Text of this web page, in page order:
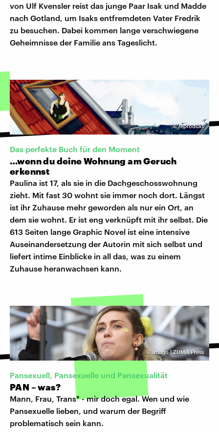
von Ulf Kvensler reist das junge Paar Isak und Madde
nach Gotland, um Isaks entfremdeten Vater Fredrik
zu besuchen. Dabei kommen lange verschwiegene
Geheimnisse der Familie ans Tageslicht.
©reprodukt
Das perfekte Buch für den Moment
…wenn du deine Wohnung am Geruch
erkennst
Paulina ist 17, als sie in die Dachgeschosswohnung
zieht. Mit fast 30 wohnt sie immer noch dort. Längst
ist ihr Zuhause mehr geworden als nur ein Ort, an
dem sie wohnt. Er ist eng verknüpft mit ihr selbst. Die
613 Seiten lange Graphic Novel ist eine intensive
Auseinandersetzung der Autorin mit sich selbst und
liefert intime Einblicke in all das, was zu einem
Zuhause heranwachsen kann.
©Imago | ZUMA Press
Pansexuell, Pansexuelle und Pansexualität
PAN – was?
Mann, Frau, Trans* - mir doch egal. Wen und wie
Pansexuelle lieben, und warum der Begriff
problematisch sein kann.